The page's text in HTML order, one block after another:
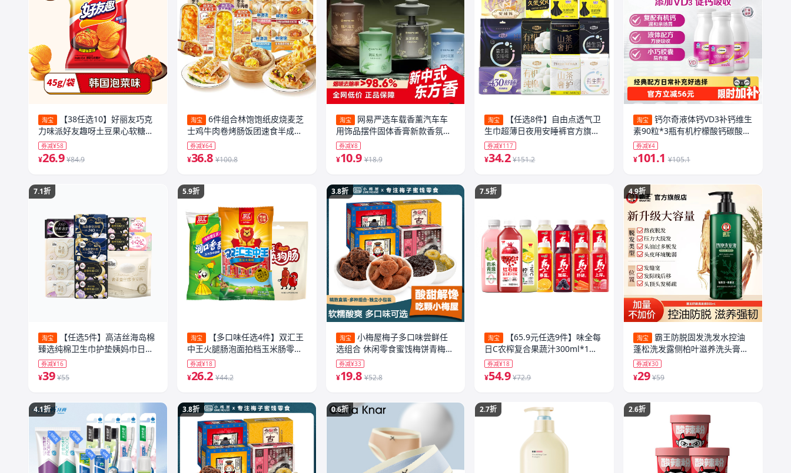
淘宝
【38任选10】好丽友巧克
力味派好友趣呀土豆果心软糖薯
愿片零食
券减¥58
¥26.9 ¥84.9
7.1折
淘宝
【任选5件】高洁丝海岛棉
臻选纯棉卫生巾护垫姨妈巾日用
夜安裤
券减¥16
¥39 ¥55
4.1折
淘宝
6件组合林饱饱纸皮烧麦芝
士鸡牛肉卷烤肠饭团速食半成品
早餐夜宵
券减¥64
¥36.8 ¥100.8
5.9折
淘宝
【多口味任选4件】双汇王
中王火腿肠泡面拍档玉米肠零食
官方旗舰
券减¥18
¥26.2 ¥44.2
3.8折
淘宝
网易严选车载香薰汽车车
用饰品摆件固体香膏新款香氛用
品男士香水
券减¥8
¥10.9 ¥18.9
3.8折
淘宝
小梅屋梅子多口味尝鲜任
选组合 休闲零食蜜饯梅饼青梅酸
梅话梅干
券减¥33
¥19.8 ¥52.8
0.6折
淘宝
【任选8件】自由点透气卫
生巾超薄日夜用安睡裤官方旗舰
店正品1
券减¥117
¥34.2 ¥151.2
7.5折
淘宝
【65.9元任选9件】味全每
日C农榨复合果蔬汁300ml*1瓶
好喝椰饮料
券减¥18
¥54.9 ¥72.9
2.7折
淘宝
钙尔奇液体钙VD3补钙维生
素90粒*3瓶有机柠檬酸钙碳酸钙
易吞服
券减¥4
¥101.1 ¥105.1
4.9折
淘宝
霸王防脱固发洗发水控油
蓬松洗发露侧柏叶滋养洗头膏男
女生套装
券减¥30
¥29 ¥59
2.6折